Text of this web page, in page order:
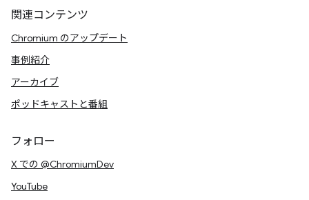
関連コンテンツ
Chromium のアップデート
事例紹介
アーカイブ
ポッドキャストと番組
フォロー
X での @ChromiumDev
YouTube